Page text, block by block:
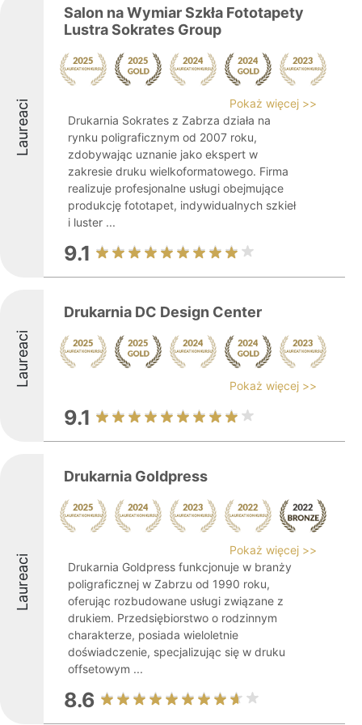
Laureaci
Salon na Wymiar Szkła Fototapety
Lustra Sokrates Group
Pokaż więcej >>
Drukarnia Sokrates z Zabrza działa na
rynku poligraficznym od 2007 roku,
zdobywając uznanie jako ekspert w
zakresie druku wielkoformatowego. Firma
realizuje profesjonalne usługi obejmujące
produkcję fototapet, indywidualnych szkieł
i luster ...
9.1
Laureaci
Drukarnia DC Design Center
Pokaż więcej >>
9.1
Laureaci
Drukarnia Goldpress
Pokaż więcej >>
Drukarnia Goldpress funkcjonuje w branży
poligraficznej w Zabrzu od 1990 roku,
oferując rozbudowane usługi związane z
drukiem. Przedsiębiorstwo o rodzinnym
charakterze, posiada wieloletnie
doświadczenie, specjalizując się w druku
offsetowym ...
8.6